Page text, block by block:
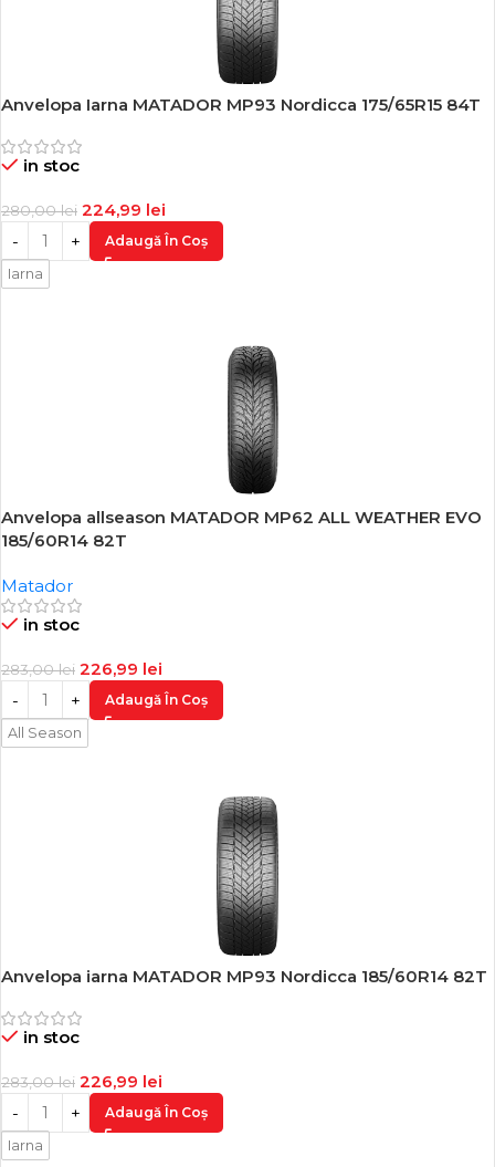
-20%
Anvelopa Iarna MATADOR MP93 Nordicca 175/65R15 84T
in stoc
280,00lei 224,99 lei
Adaugă În Coș
Iarna
-20%
Anvelopa allseason MATADOR MP62 ALL WEATHER EVO
185/60R14 82T
Matador
in stoc
283,00lei 226,99 lei
Adaugă În Coș
All Season
-20%
Anvelopa iarna MATADOR MP93 Nordicca 185/60R14 82T
in stoc
283,00lei 226,99 lei
Adaugă În Coș
Iarna